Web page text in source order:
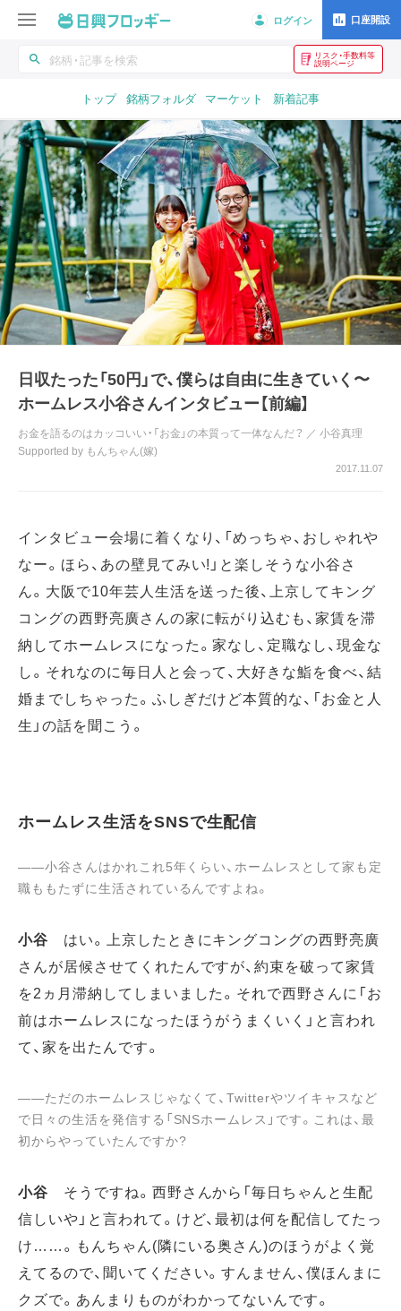
ログイン 口座開設
トップ 銘柄フォルダ マーケット 新着記事
search リスク・手数料等
説明ページ
日収たった「50円」で、僕らは自由に生きていく〜
ホームレス小谷さんインタビュー【前編】
お金を語るのはカッコいい・「お金」の本質って一体なんだ？ ／ 小谷真理
Supported by もんちゃん(嫁)
2017.11.07
インタビュー会場に着くなり、「めっちゃ、おしゃれや
なー。ほら、あの壁見てみい!」と楽しそうな小谷さ
ん。大阪で10年芸人生活を送った後、上京してキング
コングの西野亮廣さんの家に転がり込むも、家賃を滞
納してホームレスになった。家なし、定職なし、現金な
し。それなのに毎日人と会って、大好きな鮨を食べ、結
婚までしちゃった。ふしぎだけど本質的な、「お金と人
生」の話を聞こう。
ホームレス生活をSNSで生配信
――小谷さんはかれこれ5年くらい、ホームレスとして家も定
職ももたずに生活されているんですよね。
小谷 はい。上京したときにキングコングの西野亮廣
さんが居候させてくれたんですが、約束を破って家賃
を2ヵ月滞納してしまいました。それで西野さんに「お
前はホームレスになったほうがうまくいく」と言われ
て、家を出たんです。
――ただのホームレスじゃなくて、Twitterやツイキャスなど
で日々の生活を発信する「SNSホームレス」です。これは、最
初からやっていたんですか?
小谷 そうですね。西野さんから「毎日ちゃんと生配
信しいや」と言われて。けど、最初は何を配信してたっ
け……。もんちゃん(隣にいる奥さん)のほうがよく覚
えてるので、聞いてください。すんません、僕ほんまに
クズで。あんまりものがわかってないんです。